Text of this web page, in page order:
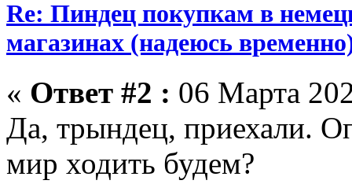
Re: Пиндец покупкам в
магазинах (надеюсь
« Ответ #2 : 06 Марта
Да, трындец, приехали.
мир ходить будем?